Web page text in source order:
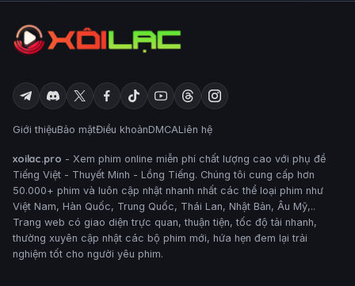
Giới thiệuBảo mậtĐiều khoảnDMCALiên hệ
xoilac.pro - Xem phim online miễn phí chất lượng cao với phụ đề
Tiếng Việt - Thuyết Minh - Lồng Tiếng. Chúng tôi cung cấp hơn
50.000+ phim và luôn cập nhật nhanh nhất các thể loại phim như
Việt Nam, Hàn Quốc, Trung Quốc, Thái Lan, Nhật Bản, Âu Mỹ,..
Trang web có giao diện trực quan, thuận tiện, tốc độ tải nhanh,
thường xuyên cập nhật các bộ phim mới, hứa hẹn đem lại trải
nghiệm tốt cho người yêu phim.